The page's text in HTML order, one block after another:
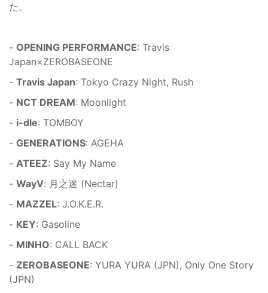
た。
- OPENING PERFORMANCE: Travis
Japan×ZEROBASEONE
- Travis Japan: Tokyo Crazy Night, Rush
- NCT DREAM: Moonlight
- i-dle: TOMBOY
- GENERATIONS: AGEHA
- ATEEZ: Say My Name
- WayV: 月之迷 (Nectar)
- MAZZEL: J.O.K.E.R.
- KEY: Gasoline
- MINHO: CALL BACK
- ZEROBASEONE: YURA YURA (JPN), Only One Story
(JPN)